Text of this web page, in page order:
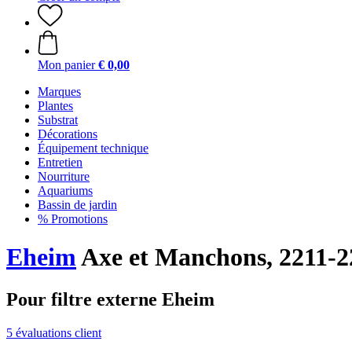
Mon panier € 0,00
Marques
Plantes
Substrat
Décorations
Équipement technique
Entretien
Nourriture
Aquariums
Bassin de jardin
% Promotions
EheimAxe et Manchons, 2211-
Pour filtre externe Eheim
5 évaluations client